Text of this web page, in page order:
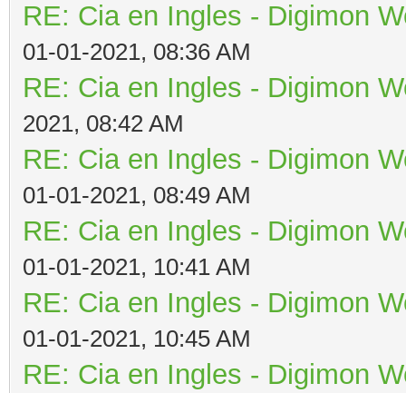
RE: Cia en Ingles - Digimon
01-01-2021, 08:36 AM
RE: Cia en Ingles - Digimon
2021, 08:42 AM
RE: Cia en Ingles - Digimon
01-01-2021, 08:49 AM
RE: Cia en Ingles - Digimon
01-01-2021, 10:41 AM
RE: Cia en Ingles - Digimon
01-01-2021, 10:45 AM
RE: Cia en Ingles - Digimon